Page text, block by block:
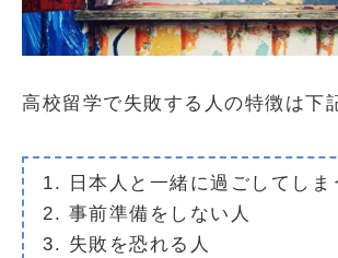
高校留学で失敗する人の特徴は下
1. 日本人と一緒に過ごしてしま
2. 事前準備をしない人
3. 失敗を恐れる人